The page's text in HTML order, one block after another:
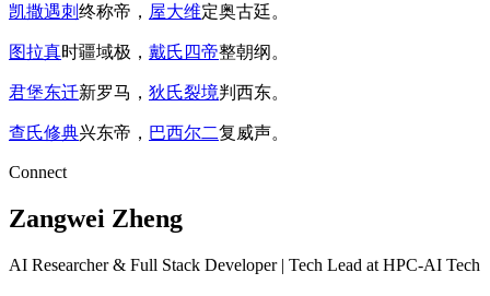
凯撒遇刺终称帝， 屋大维定奥古廷。
图拉真时疆域极， 戴氏四帝整朝纲。
君堡东迁新罗马， 狄氏裂境判西东。
查氏修典兴东帝， 巴西尔二复威声。
Connect
Zangwei Zheng
AI Researcher & Full Stack Developer | Tech Lead at HPC-AI Tech